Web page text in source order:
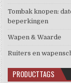
Tombak knopen:
beperkingen
Wapen & Waarde
Ruiters en
PRODUCTTAGS